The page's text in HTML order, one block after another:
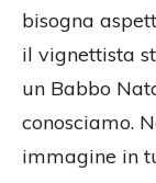
bisogna
il vignettista
un Babbo
conosciamo.
immagine in